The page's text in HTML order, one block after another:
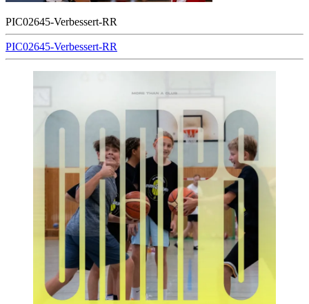
PIC02645-Verbessert-RR
Beitragsnavigation
PIC02645-Verbessert-RR